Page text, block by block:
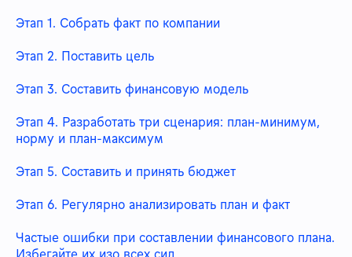
Этап 1. Собрать факт по компании
Этап 2. Поставить цель
Этап 3. Составить финансовую модель
Этап 4. Разработать три сценария: план-минимум,
норму и план-максимум
Этап 5. Составить и принять бюджет
Этап 6. Регулярно анализировать план и факт
Частые ошибки при составлении финансового плана.